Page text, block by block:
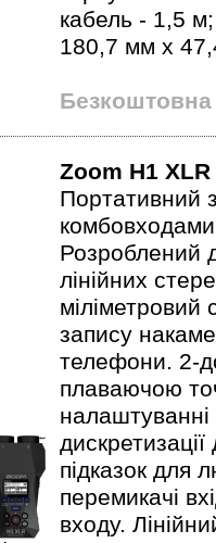
кабель - 1,5
180,7 мм x
Безкоштовна
Zoom H1 XLR
Портативний
Розроблений
лінійних
міліметровий
запису
телефони. 2-
плаваючою
налаштуванні
підказок для
перемикачі
входу.